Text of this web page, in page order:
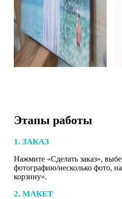
Этапы работы
1. ЗАКАЗ
Нажмите «Сделать заказ»,
фотографию/несколько фото,
корзину».
2. МАКЕТ